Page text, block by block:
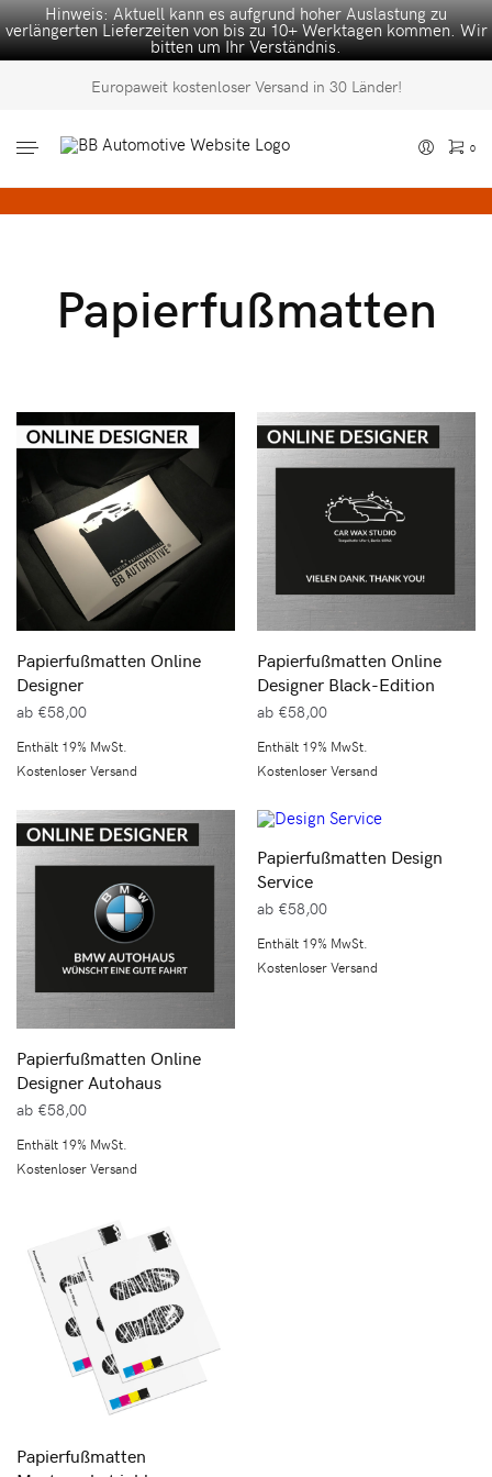
Hinweis: Aktuell kann es aufgrund hoher Auslastung zu
verlängerten Lieferzeiten von bis zu 10+ Werktagen kommen. Wir
bitten um Ihr Verständnis.
Europaweit kostenloser Versand in 30 Länder!
0
Papierfußmatten
Papierfußmatten Online
Designer
ab €58,00
Enthält 19% MwSt.
Kostenloser Versand
Papierfußmatten Online
Designer Black-Edition
ab €58,00
Enthält 19% MwSt.
Kostenloser Versand
Papierfußmatten Online
Designer Autohaus
ab €58,00
Enthält 19% MwSt.
Kostenloser Versand
Papierfußmatten Design
Service
ab €58,00
Enthält 19% MwSt.
Kostenloser Versand
Papierfußmatten